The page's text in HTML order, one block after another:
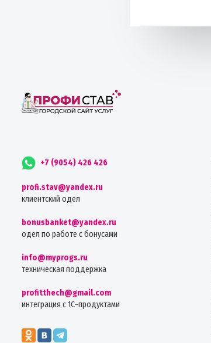
+7 (9054) 426 426
profi.stav@yandex.ru
клиентский одел
bonusbanket@yandex.ru
одел по работе с бонусами
info@myprogs.ru
техническая поддержка
profitthech@gmail.com
интеграция с 1С-продуктами